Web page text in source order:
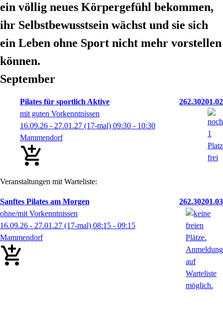
ein völlig neues Körpergefühl bekommen,
ihr Selbstbewusstsein wächst und sie sich
ein Leben ohne Sport nicht mehr vorstellen
können.
September
Pilates für sportlich Aktive
262.30201.02
mit guten Vorkenntnissen
16.09.26 - 27.01.27 (17-mal) 09:30 - 10:30
Mammendorf
Veranstaltungen mit Warteliste:
Sanftes Pilates am Morgen
262.30201.03
ohne/mit Vorkenntnissen
16.09.26 - 27.01.27 (17-mal) 08:15 - 09:15
Mammendorf